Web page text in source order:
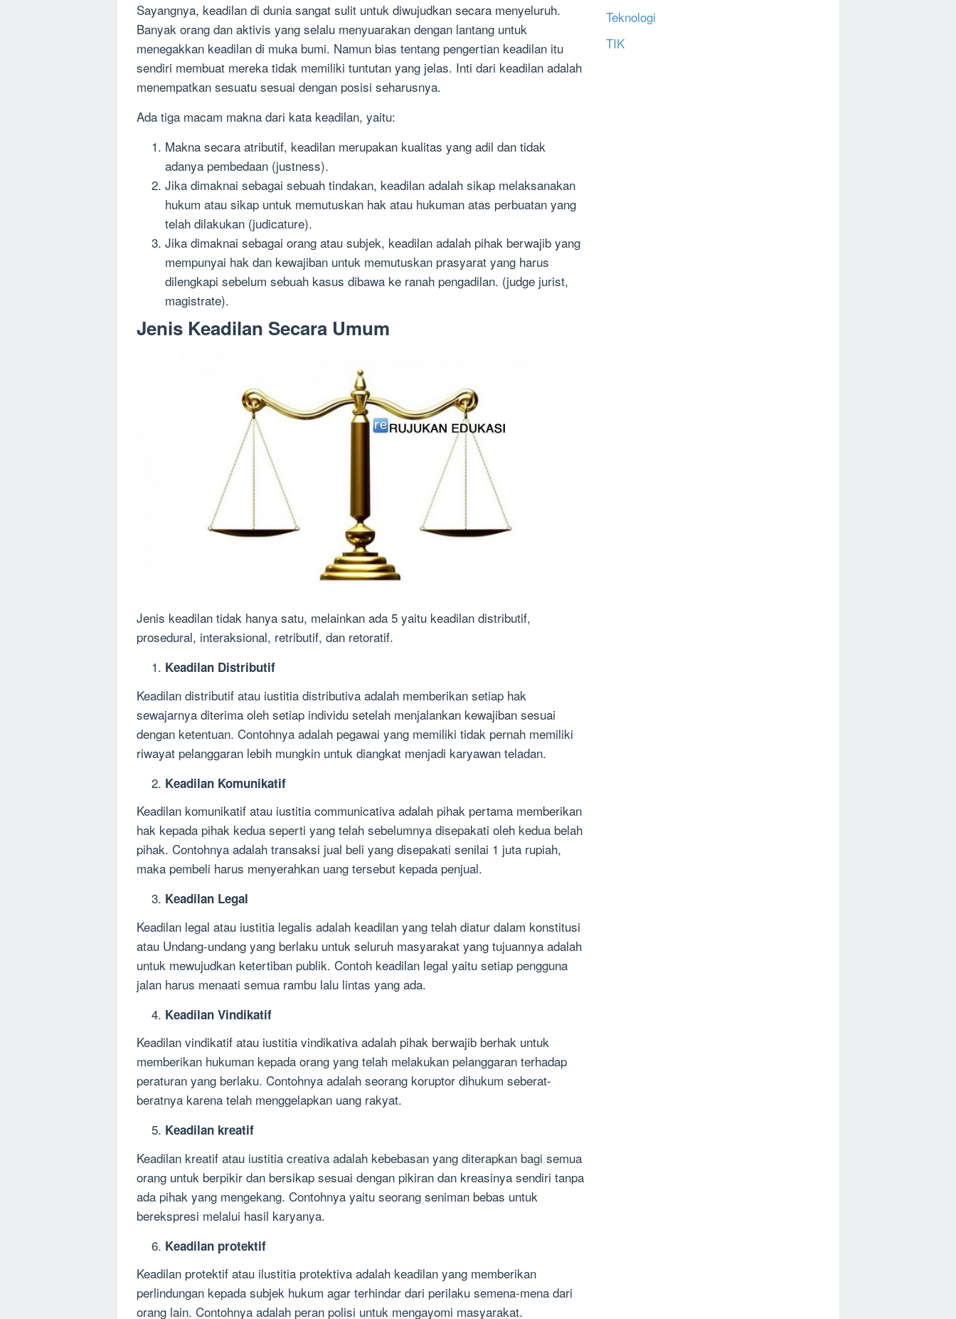
Sayangnya, keadilan di dunia sangat sulit untuk diwujudkan secara menyeluruh.
Banyak orang dan aktivis yang selalu menyuarakan dengan lantang untuk
menegakkan keadilan di muka bumi. Namun bias tentang pengertian keadilan itu
sendiri membuat mereka tidak memiliki tuntutan yang jelas. Inti dari keadilan adalah
menempatkan sesuatu sesuai dengan posisi seharusnya.
Ada tiga macam makna dari kata keadilan, yaitu:
Makna secara atributif, keadilan merupakan kualitas yang adil dan tidak
adanya pembedaan (justness).
Jika dimaknai sebagai sebuah tindakan, keadilan adalah sikap melaksanakan
hukum atau sikap untuk memutuskan hak atau hukuman atas perbuatan yang
telah dilakukan (judicature).
Jika dimaknai sebagai orang atau subjek, keadilan adalah pihak berwajib yang
mempunyai hak dan kewajiban untuk memutuskan prasyarat yang harus
dilengkapi sebelum sebuah kasus dibawa ke ranah pengadilan. (judge jurist,
magistrate).
Jenis Keadilan Secara Umum
Jenis keadilan tidak hanya satu, melainkan ada 5 yaitu keadilan distributif,
prosedural, interaksional, retributif, dan retoratif.
Keadilan Distributif
Keadilan distributif atau iustitia distributiva adalah memberikan setiap hak
sewajarnya diterima oleh setiap individu setelah menjalankan kewajiban sesuai
dengan ketentuan. Contohnya adalah pegawai yang memiliki tidak pernah memiliki
riwayat pelanggaran lebih mungkin untuk diangkat menjadi karyawan teladan.
Keadilan Komunikatif
Keadilan komunikatif atau iustitia communicativa adalah pihak pertama memberikan
hak kepada pihak kedua seperti yang telah sebelumnya disepakati oleh kedua belah
pihak. Contohnya adalah transaksi jual beli yang disepakati senilai 1 juta rupiah,
maka pembeli harus menyerahkan uang tersebut kepada penjual.
Keadilan Legal
Keadilan legal atau iustitia legalis adalah keadilan yang telah diatur dalam konstitusi
atau Undang-undang yang berlaku untuk seluruh masyarakat yang tujuannya adalah
untuk mewujudkan ketertiban publik. Contoh keadilan legal yaitu setiap pengguna
jalan harus menaati semua rambu lalu lintas yang ada.
Keadilan Vindikatif
Keadilan vindikatif atau iustitia vindikativa adalah pihak berwajib berhak untuk
memberikan hukuman kepada orang yang telah melakukan pelanggaran terhadap
peraturan yang berlaku. Contohnya adalah seorang koruptor dihukum seberat-
beratnya karena telah menggelapkan uang rakyat.
Keadilan kreatif
Keadilan kreatif atau iustitia creativa adalah kebebasan yang diterapkan bagi semua
orang untuk berpikir dan bersikap sesuai dengan pikiran dan kreasinya sendiri tanpa
ada pihak yang mengekang. Contohnya yaitu seorang seniman bebas untuk
berekspresi melalui hasil karyanya.
Keadilan protektif
Keadilan protektif atau ilustitia protektiva adalah keadilan yang memberikan
perlindungan kepada subjek hukum agar terhindar dari perilaku semena-mena dari
orang lain. Contohnya adalah peran polisi untuk mengayomi masyarakat.
Teknologi
TIK